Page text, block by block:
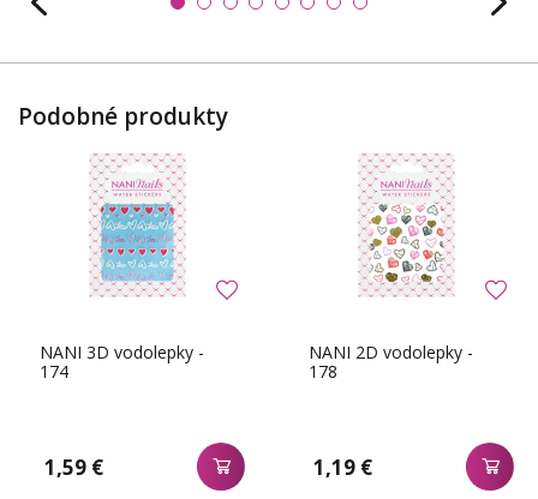
Podobné produkty
NANI 3D vodolepky -
174
1,59 €
NANI 2D vodolepky -
178
1,19 €